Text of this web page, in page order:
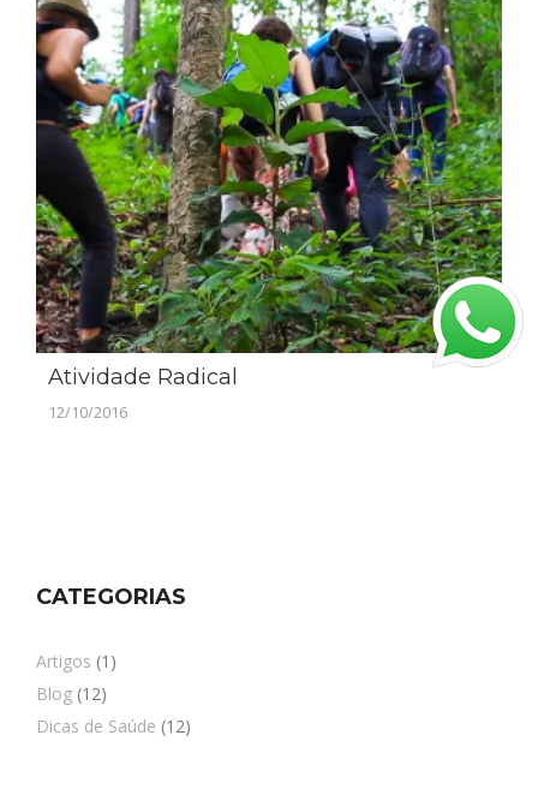
Atividade Radical
12/10/2016
CATEGORIAS
Artigos (1)
Blog (12)
Dicas de Saúde (12)